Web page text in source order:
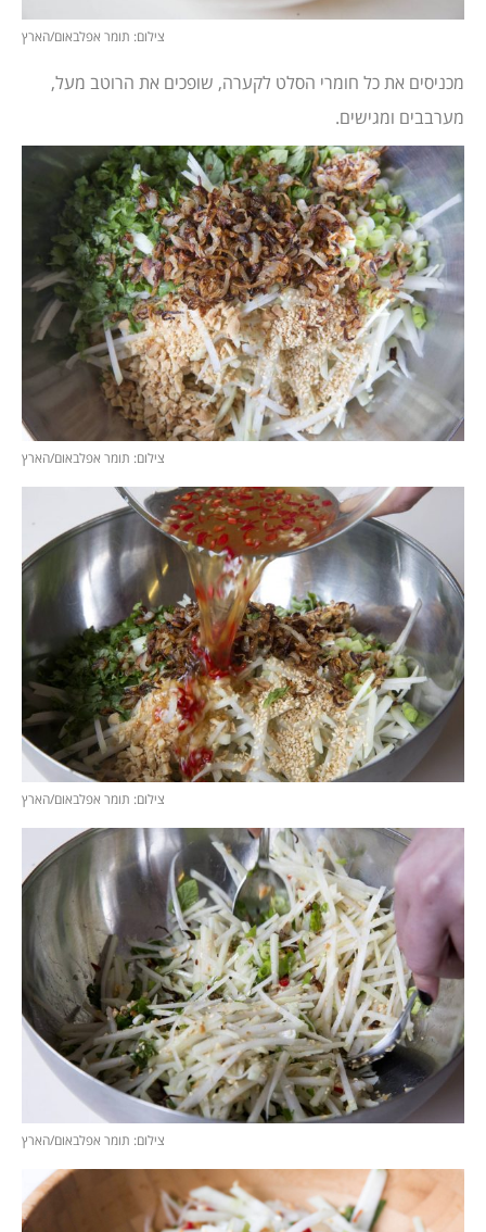
צילום: תומר אפלבאום/הארץ
מכניסים את כל חומרי הסלט לקערה, שופכים את הרוטב מעל,
מערבבים ומגישים.
צילום: תומר אפלבאום/הארץ
צילום: תומר אפלבאום/הארץ
צילום: תומר אפלבאום/הארץ